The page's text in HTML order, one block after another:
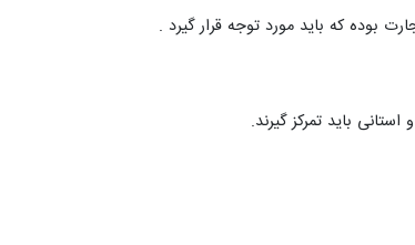
بوده که باید مورد توجه قرار گیرد .
باید تمرکز گیرند.